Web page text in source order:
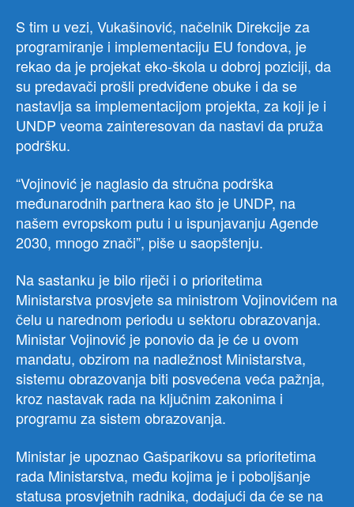
S tim u vezi, Vukašinović, načelnik Direkcije za
programiranje i implementaciju EU fondova, je
rekao da je projekat eko-škola u dobroj poziciji, da
su predavači prošli predviđene obuke i da se
nastavlja sa implementacijom projekta, za koji je i
UNDP veoma zainteresovan da nastavi da pruža
podršku.
“Vojinović je naglasio da stručna podrška
međunarodnih partnera kao što je UNDP, na
našem evropskom putu i u ispunjavanju Agende
2030, mnogo znači”, piše u saopštenju.
Na sastanku je bilo riječi i o prioritetima
Ministarstva prosvjete sa ministrom Vojinovićem na
čelu u narednom periodu u sektoru obrazovanja.
Ministar Vojinović je ponovio da je će u ovom
mandatu, obzirom na nadležnost Ministarstva,
sistemu obrazovanja biti posvećena veća pažnja,
kroz nastavak rada na ključnim zakonima i
programu za sistem obrazovanja.
Ministar je upoznao Gašparikovu sa prioritetima
rada Ministarstva, među kojima je i poboljšanje
statusa prosvjetnih radnika, dodajući da će se na